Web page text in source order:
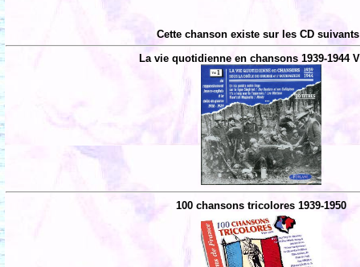
Cette chanson existe sur les CD
La vie quotidienne en chansons 1939-1944
100 chansons tricolores 1939-1950